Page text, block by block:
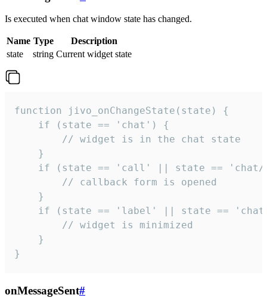
Is executed when chat window state has changed.
Name Type
Description
state
string Current widget state
function jivo_onChangeState(state) {
    if (state == 'chat') {
        // widget is in the chat state
    }
if (state == 'call' || state ==
        // callback form is opened
    }
if (state == 'label' || state ==
        // widget is minimized
    }
}
onMessageSent#